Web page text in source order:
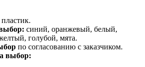
синий, оранжевый, белый,
голубой, мята.
по согласованию с заказчиком.
выбор: